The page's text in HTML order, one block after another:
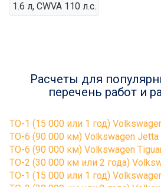
1.6 л, CWVA 110 л.с.
Расчеты для
перечень работ и
ТО-1 (15 000 или 1 год)
ТО-6 (90 000 км) Volkswagen Jetta
ТО-6 (90 000 км) Volkswagen
ТО-2 (30 000 км или 2 года)
ТО-1 (15 000 или 1 год)